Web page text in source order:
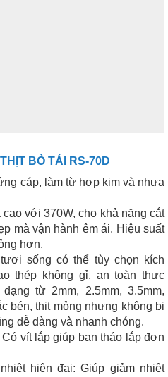
BÒ TÁI RS-70D
cáp, làm từ hợp kim và nhựa
với 370W, cho khả năng cắt
mà vận hành êm ái. Hiệu suất
hơn.
sống có thể tùy chọn kích
thép không gỉ, an toàn thực
từ 2mm, 2.5mm, 3.5mm,
bén, thịt mỏng nhưng không bị
dễ dàng và nhanh chóng.
vít lắp giúp bạn tháo lắp đơn
hiện đại: Giúp giảm nhiệt